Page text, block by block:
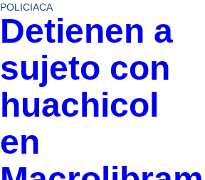
POLICIACA
Detienen a
sujeto con
huachicol
en